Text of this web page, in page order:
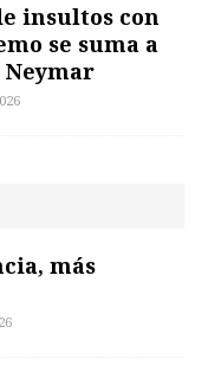
insultos con
se suma a
Neymar
más